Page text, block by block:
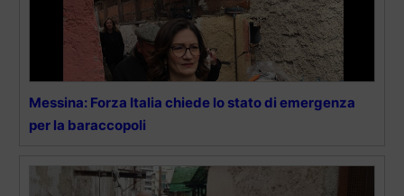
Messina: Forza Italia chiede lo stato di emergenza
per la baraccopoli